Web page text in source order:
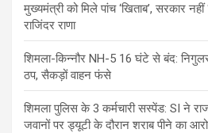
मुख्यमंत्री को मिले पांच ‘खिताब’, सरकार नहीं
राजिंदर राणा
शिमला-किन्नौर NH-5 16 घंटे से बंद:
ठप, सैकड़ों वाहन फंसे
शिमला पुलिस के 3 कर्मचारी सस्पेंड: SI ने
जवानों पर ड्यूटी के दौरान शराब पीने का